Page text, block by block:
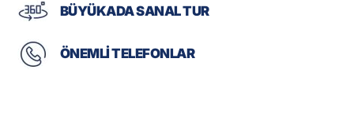
BÜYÜKADA SANAL TUR
ÖNEMLİ TELEFONLAR